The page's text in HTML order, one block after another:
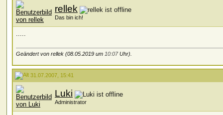
rellek
Das bin ich!
.....
Geändert von rellek (08.05.2019 um 10:07Uhr).
31.07.2007, 15:41
Luki
Administrator